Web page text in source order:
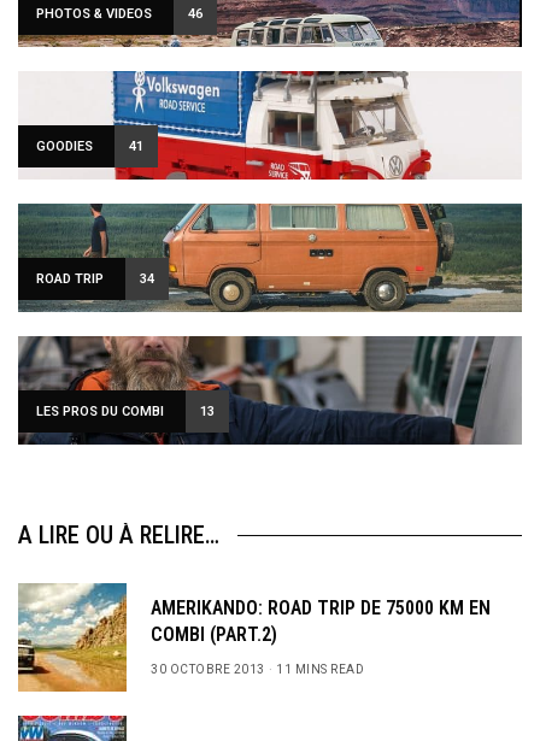
PHOTOS & VIDEOS 46
GOODIES 41
ROAD TRIP 34
LES PROS DU COMBI 13
A LIRE OU À RELIRE…
AMERIKANDO: ROAD TRIP DE 75000 KM EN
COMBI (PART.2)
30 OCTOBRE 2013 11 MINS READ